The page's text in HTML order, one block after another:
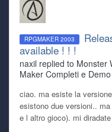
RPGMAKER 2003
available ! ! !
naxil replied to Monster
Maker Completi e Demo
ciao. ma esiste la
esistono due versioni..
e l altro gioco). mi